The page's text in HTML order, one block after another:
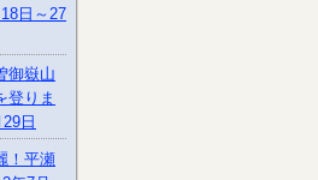
日～27
御嶽山
登りま
日
！平瀬